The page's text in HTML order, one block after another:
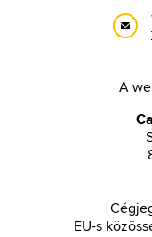
A
EU-s